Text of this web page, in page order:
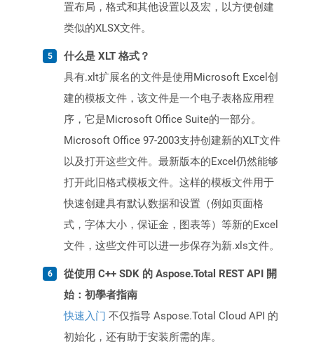
置布局，格式和其他设置以及宏，以方便创建
类似的XLSX文件。
什么是 XLT 格式？
具有.xlt扩展名的文件是使用Microsoft Excel创
建的模板文件，该文件是一个电子表格应用程
序，它是Microsoft Office Suite的一部分。
Microsoft Office 97-2003支持创建新的XLT文件
以及打开这些文件。最新版本的Excel仍然能够
打开此旧格式模板文件。这样的模板文件用于
快速创建具有默认数据和设置（例如页面格
式，字体大小，保证金，图表等）等新的Excel
文件，这些文件可以进一步保存为新.xls文件。
從使用 C++ SDK 的 Aspose.Total REST API 開
始：初學者指南
快速入门 不仅指导 Aspose.Total Cloud API 的
初始化，还有助于安装所需的库。